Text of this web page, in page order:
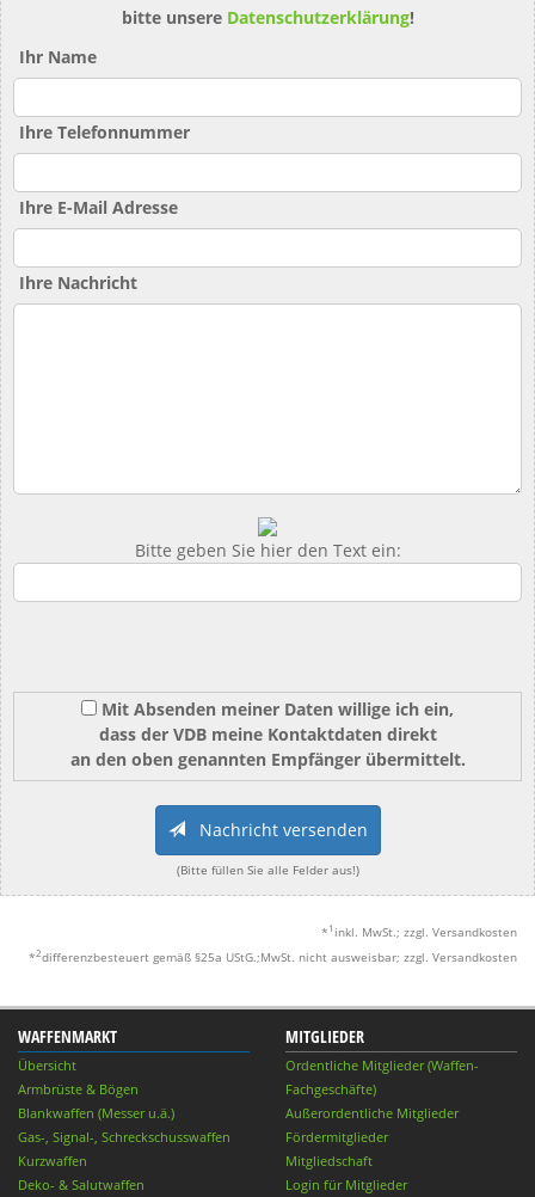
bitte unsere Datenschutzerklärung!
Ihr Name
Ihre Telefonnummer
Ihre E-Mail Adresse
Ihre Nachricht
Bitte geben Sie hier den Text ein:
Mit Absenden meiner Daten willige ich ein,
dass der VDB meine Kontaktdaten direkt
an den oben genannten Empfänger übermittelt.
Nachricht versenden
(Bitte füllen Sie alle Felder aus!)
* 1 inkl. MwSt.; zzgl. Versandkosten
*2differenzbesteuert gemäß §25a UStG.;MwSt. nicht ausweisbar; zzgl. Versandkosten
WAFFENMARKT
Übersicht
Armbrüste & Bögen
Blankwaffen (Messer u.ä.)
Gas-, Signal-, Schreckschusswaffen
Kurzwaffen
Deko- & Salutwaffen
MITGLIEDER
Ordentliche Mitglieder (Waffen-
Fachgeschäfte)
Außerordentliche Mitglieder
Fördermitglieder
Mitgliedschaft
Login für Mitglieder